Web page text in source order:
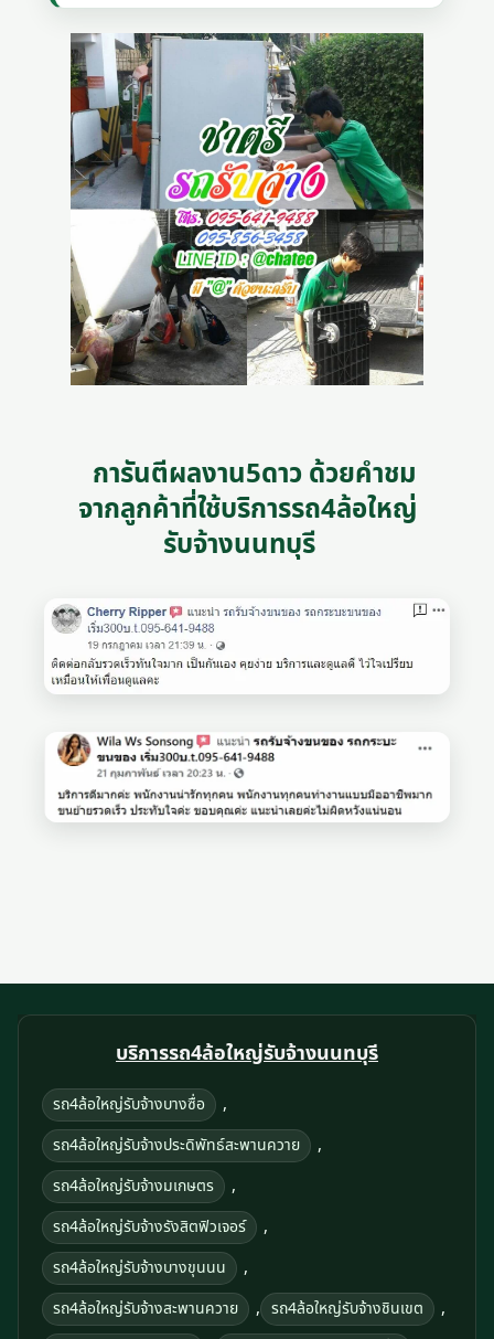
การันตีผลงาน5ดาว ด้วยคำชม
จากลูกค้าที่ใช้บริการรถ4ล้อใหญ่
รับจ้างนนทบุรี
บริการรถ4ล้อใหญ่รับจ้างนนทบุรี
รถ4ล้อใหญ่รับจ้างบางซื่อ ,
รถ4ล้อใหญ่รับจ้างประดิพัทธ์สะพานควาย ,
รถ4ล้อใหญ่รับจ้างมเกษตร ,
รถ4ล้อใหญ่รับจ้างรังสิตฟิวเจอร์ ,
รถ4ล้อใหญ่รับจ้างบางขุนนน ,
รถ4ล้อใหญ่รับจ้างสะพานควาย , รถ4ล้อใหญ่รับจ้างชินเขต ,